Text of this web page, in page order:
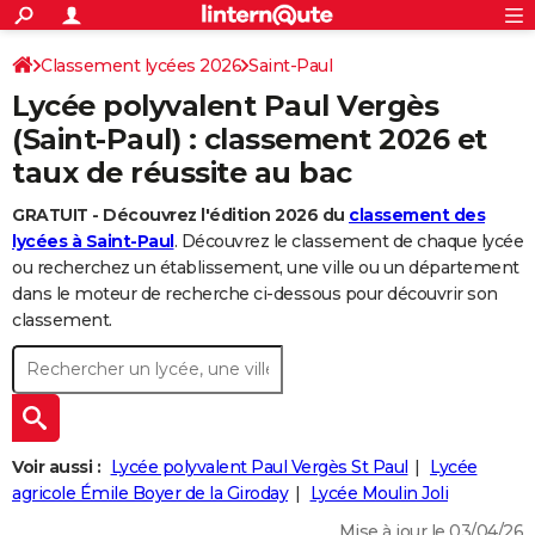
ACTUALITÉS
Politique
Société
Faits Divers
Education
Monde
Villes
+
SPORT
Coupe du monde 2026
Football
Tennis
Cyclisme
Rugby
Forum
CULTURE
Programme TV
TNT
Streaming
Cinéma
Sorties cinéma
Musique
+
FINANCE
Retraite
Impôts
Epargne
Immobilier
Risques naturels par ville
Banque
Assurance
Crédit
AUTO
Essais
Réserver un essai
Citadines
Berlines
SUV
Forum auto
+
HIGH-TECH
Mobiles
Meilleur smartphone
Internet
Ordinateurs
Jeux vidéo
Guide high-tech
+
BRICOLAGE
Forum
Aménagement intérieur
Extérieur
Cuisine
Salle de bains
Jardinage
Rangement
WEEK-END
Guides de France
Escapades
Patrimoine
Expositions
Musées
Week-end nature
+LIFESTYLE
Art de vivre
Bien-être
Loisirs
Mode
Modes de vie
+SANTE
S'inscrire
Connexion
Classement lycées 2026 Saint-Paul
Lycée polyvalent Paul Vergès
(Saint-Paul) : classement 2026 et
taux de réussite au bac
GRATUIT - Découvrez l'édition 2026 du classement des
lycées à Saint-Paul. Découvrez le classement de chaque lycée
ou recherchez un établissement, une ville ou un département
dans le moteur de recherche ci-dessous pour découvrir son
classement.
Voir aussi : Lycée polyvalent Paul Vergès St Paul
Lycée
agricole Émile Boyer de la Giroday
Lycée Moulin Joli